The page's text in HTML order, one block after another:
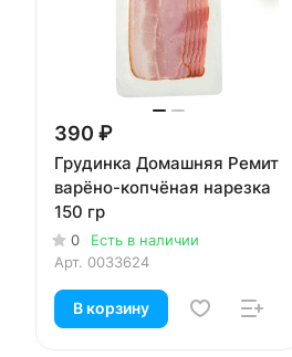
390 ₽
Грудинка Домашняя Ремит
варёно-копчёная нарезка
150 гр
0
Есть в наличии
Арт. 0033624
В корзину